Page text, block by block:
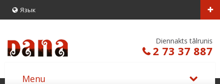
Язык
Diennakts tālrunis
2 73 37 887